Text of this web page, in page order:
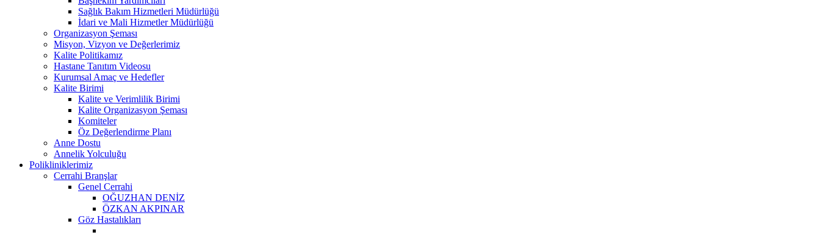
Sağlık Bakım Hizmetleri Müdürlüğü
İdari ve Mali Hizmetler Müdürlüğü
Organizasyon Şeması
Misyon, Vizyon ve Değerlerimiz
Kalite Politikamız
Hastane Tanıtım Videosu
Kurumsal Amaç ve Hedefler
Kalite Birimi
Kalite ve Verimlilik Birimi
Kalite Organizasyon Şeması
Komiteler
Öz Değerlendirme Planı
Anne Dostu
Annelik Yolculuğu
Polikliniklerimiz
Cerrahi Branşlar
Genel Cerrahi
OĞUZHAN DENİZ
ÖZKAN AKPINAR
Göz Hastalıkları